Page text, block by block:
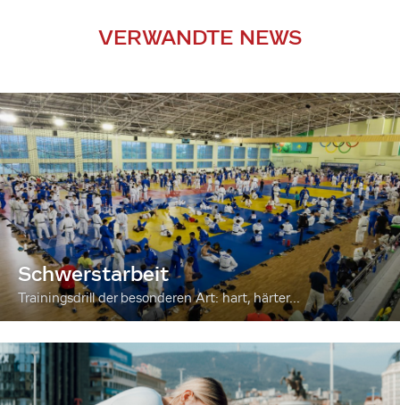
VERWANDTE NEWS
Schwerstarbeit
Trainingsdrill der besonderen Art: hart, härter...